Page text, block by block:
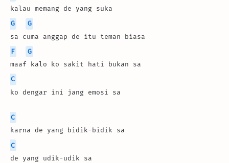
kalau memang de yang suka
G
G
sa cuma anggap de itu teman biasa
F
G
maaf kalo ko sakit hati bukan sa
C
ko dengar ini jang emosi sa
C
karna de yang bidik-bidik sa
C
de yang udik-udik sa